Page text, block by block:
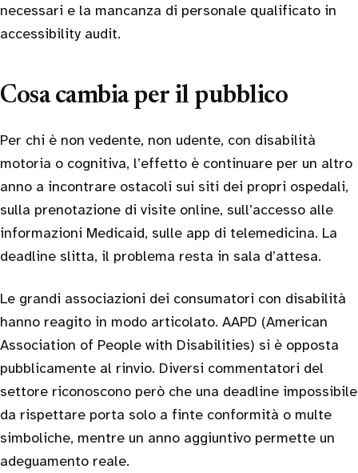
necessari e la mancanza di personale qualificato in
accessibility audit.
Cosa cambia per il pubblico
Per chi è non vedente, non udente, con disabilità
motoria o cognitiva, l’effetto è continuare per un altro
anno a incontrare ostacoli sui siti dei propri ospedali,
sulla prenotazione di visite online, sull’accesso alle
informazioni Medicaid, sulle app di telemedicina. La
deadline slitta, il problema resta in sala d’attesa.
Le grandi associazioni dei consumatori con disabilità
hanno reagito in modo articolato. AAPD (American
Association of People with Disabilities) si è opposta
pubblicamente al rinvio. Diversi commentatori del
settore riconoscono però che una deadline impossibile
da rispettare porta solo a finte conformità o multe
simboliche, mentre un anno aggiuntivo permette un
adeguamento reale.